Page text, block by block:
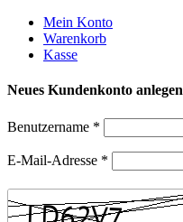
Weiter
zum
Inhalt
Mein Konto
Warenkorb
Kasse
Neues Kundenkonto anlegen
Benutzername *
E-Mail-Adresse *